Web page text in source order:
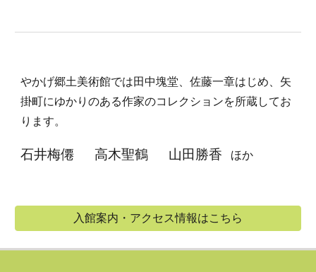
やかげ郷土美術館では田中塊堂、佐藤一章はじめ、矢
掛町にゆかりのある作家のコレクションを所蔵してお
ります。
石井梅僊　 高木聖鶴 　山田勝香 ほか
入館案内・アクセス情報はこちら